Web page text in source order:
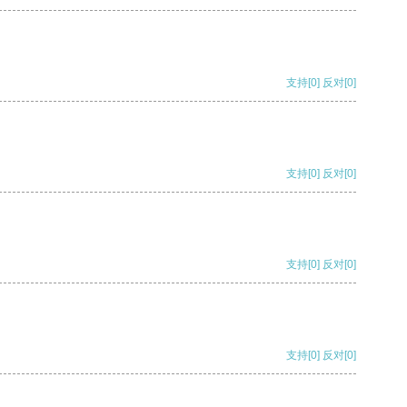
支持[0] 反对[0]
支持[0] 反对[0]
支持[0] 反对[0]
支持[0] 反对[0]